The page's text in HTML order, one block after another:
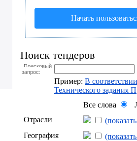
Начать
Поиск тендеров
Поисковый
запрос:
Пример: В
Технического задания
Все слова
Отрасли
География